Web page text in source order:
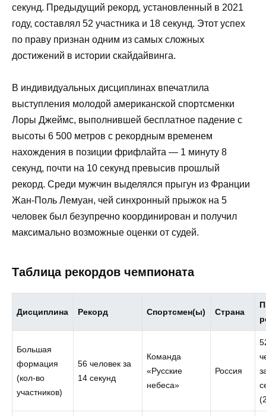
секунд. Предыдущий рекорд, установленный в 2021
году, составлял 52 участника и 18 секунд. Этот успех
по праву признан одним из самых сложных
достижений в истории скайдайвинга.
В индивидуальных дисциплинах впечатлила
выступления молодой американской спортсменки
Лоры Джеймс, выполнившей бесплатное падение с
высоты 6 500 метров с рекордным временем
нахождения в позиции фрифлайта — 1 минуту 8
секунд, почти на 10 секунд превысив прошлый
рекорд. Среди мужчин выделялся прыгун из Франции
Жан-Поль Лемуан, чей синхронный прыжок на 5
человек был безупречно координирован и получил
максимально возможные оценки от судей.
Таблица рекордов чемпионата
Дисциплина Рекорд Спортсмен(ы) Страна
Большая
формация
(кол-во
участников)
56 человек за
14 секунд
Команда
«Русские
небеса»
Россия